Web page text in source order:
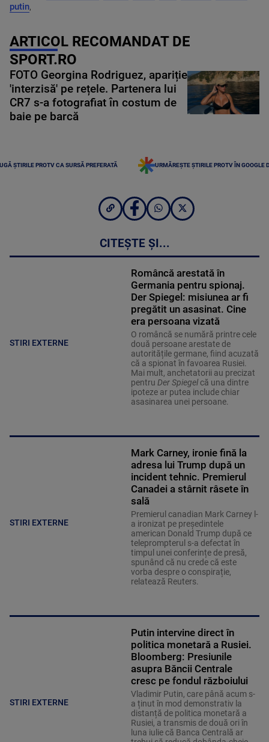
putin,
ARTICOL RECOMANDAT DE
SPORT.RO
FOTO Georgina Rodriguez, apariție
'interzisă' pe rețele. Partenera lui
CR7 s-a fotografiat în costum de
baie pe barcă
ȘTIRILE PROTV CA SURSĂ PREFERATĂ URMĂREȘTE ȘTIRILE PROTV ÎN GOOGLE
CITEȘTE ȘI...
STIRI EXTERNE
Româncă arestată în
Germania pentru spionaj.
Der Spiegel: misiunea ar fi
pregătit un asasinat. Cine
era persoana vizată
O româncă se numără printre cele
două persoane arestate de
autoritățile germane, fiind acuzată
că a spionat în favoarea Rusiei.
Mai mult, anchetatorii au precizat
pentru Der Spiegelcă una dintre
ipoteze ar putea include chiar
asasinarea unei persoane.
STIRI EXTERNE
Mark Carney, ironie fină la
adresa lui Trump după un
incident tehnic. Premierul
Canadei a stârnit râsete în
sală
Premierul canadian Mark Carney l-
a ironizat pe președintele
american Donald Trump după ce
teleprompterul s-a defectat în
timpul unei conferințe de presă,
spunând că nu crede că este
vorba despre o conspirație,
relatează Reuters.
STIRI EXTERNE
Putin intervine direct în
politica monetară a Rusiei.
Bloomberg: Presiunile
asupra Băncii Centrale
cresc pe fondul războiului
Vladimir Putin, care până acum s-
a ținut în mod demonstrativ la
distanță de politica monetară a
Rusiei, a transmis de două ori în
luna iulie că Banca Centrală ar